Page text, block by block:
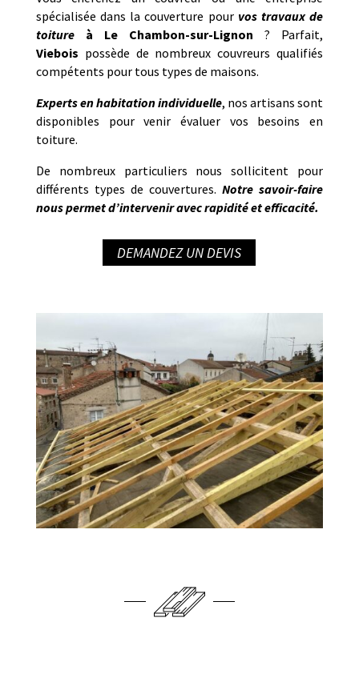
spécialisée dans la couverture pour vos travaux de
toiture
à Le Chambon-sur-Lignon ? Parfait,
Viebois possède de nombreux couvreurs qualifiés
compétents pour tous types de maisons.
Experts en habitation individuelle, nos artisans sont
disponibles pour venir évaluer vos besoins en
toiture.
De nombreux particuliers nous sollicitent pour
différents types de couvertures.Notre savoir-faire
nous permet d’intervenir avec rapidité et efficacité.
DEMANDEZ UN DEVIS